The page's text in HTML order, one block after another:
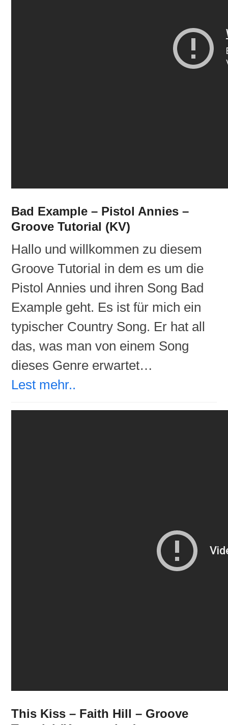
Bad Example – Pistol Annies –
Groove Tutorial (KV)
Hallo und willkommen zu diesem
Groove Tutorial in dem es um die
Pistol Annies und ihren Song Bad
Example geht. Es ist für mich ein
typischer Country Song. Er hat all
das, was man von einem Song
dieses Genre erwartet…
Lest mehr..
This Kiss – Faith Hill – Groove